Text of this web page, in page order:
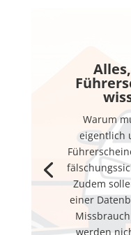
Warum
eigentlich
Zudem
einer
werden